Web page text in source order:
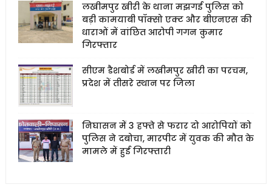
लखीमपुर खीरी के थाना मझगई पुलिस को
बड़ी कामयाबी पॉक्सो एक्ट और बीएनएस की
धाराओं में वांछित आरोपी गगन कुमार
गिरफ्तार
सीएम डैशबोर्ड में लखीमपुर खीरी का परचम,
प्रदेश में तीसरे स्थान पर जिला
निघासन में 3 हफ्ते से फरार दो आरोपियों को
पुलिस ने दबोचा, मारपीट में युवक की मौत के
मामले में हुई गिरफ्तारी